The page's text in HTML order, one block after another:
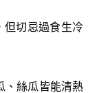
但切忌過食生冷
、絲瓜皆能清熱